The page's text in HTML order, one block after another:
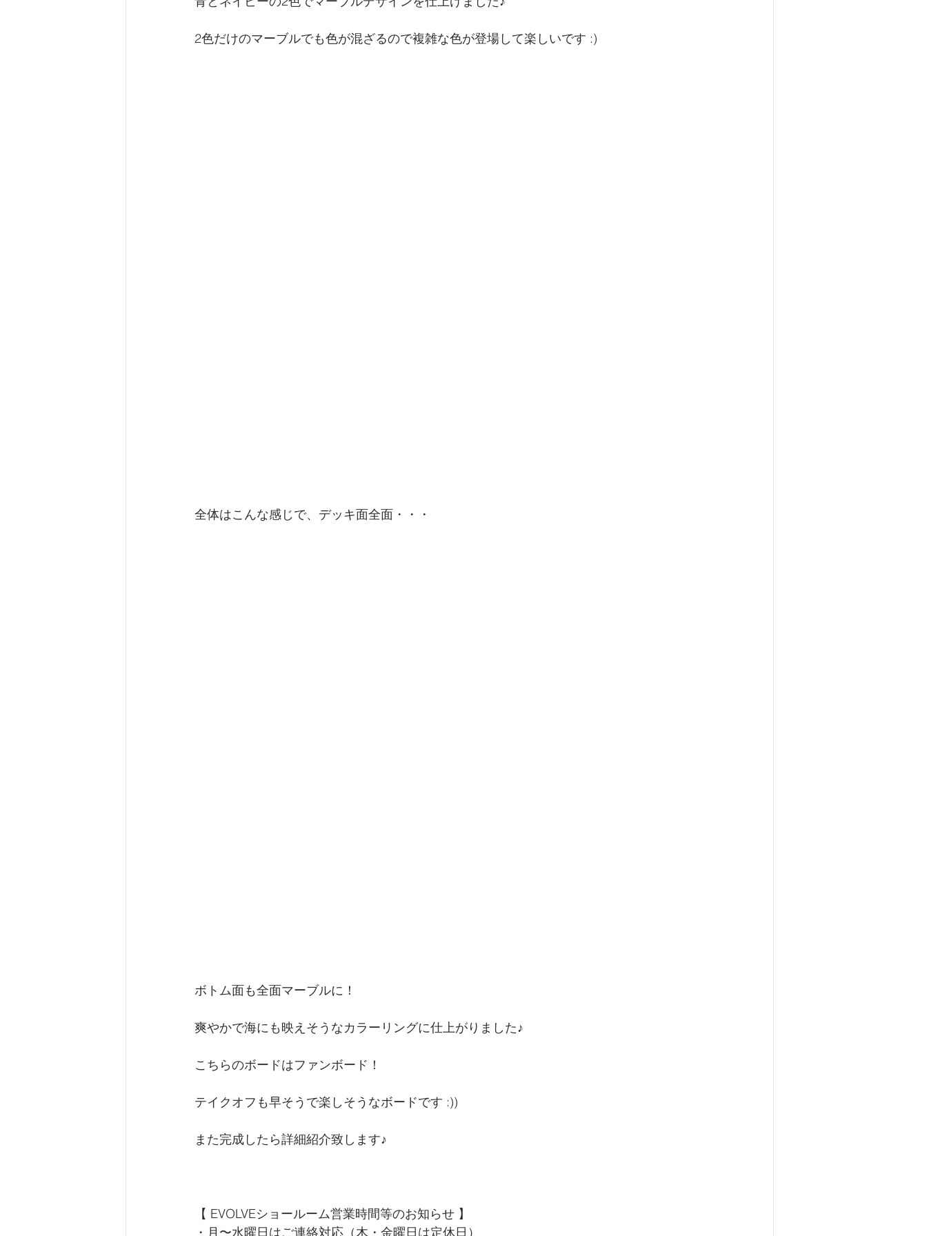
2色だけのマーブルでも色が混ざるので複雑な色が登場して楽しいです :)
全体はこんな感じで、デッキ面全面・・・
ボトム面も全面マーブルに！
爽やかで海にも映えそうなカラーリングに仕上がりました♪
こちらのボードはファンボード！
テイクオフも早そうで楽しそうなボードです :))
また完成したら詳細紹介致します♪
【 EVOLVEショールーム営業時間等のお知らせ 】
・月〜水曜日はご連絡対応（木・金曜日は定休日）